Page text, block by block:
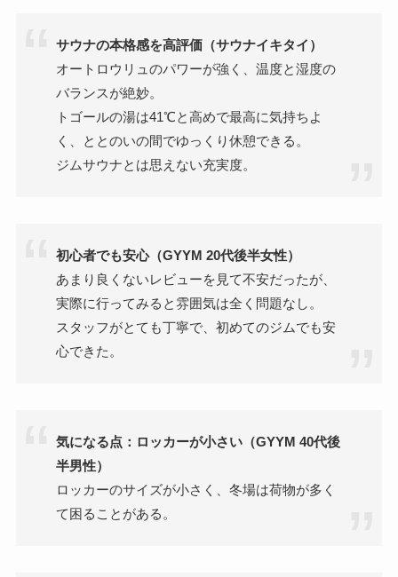
サウナの本格感を高評価（サウナイキタイ）
オートロウリュのパワーが強く、温度と湿度の
バランスが絶妙。
トゴールの湯は41℃と高めで最高に気持ちよ
く、ととのいの間でゆっくり休憩できる。
ジムサウナとは思えない充実度。
初心者でも安心（GYYM 20代後半女性）
あまり良くないレビューを見て不安だったが、
実際に行ってみると雰囲気は全く問題なし。
スタッフがとても丁寧で、初めてのジムでも安
心できた。
気になる点：ロッカーが小さい（GYYM 40代後
半男性）
ロッカーのサイズが小さく、冬場は荷物が多く
て困ることがある。